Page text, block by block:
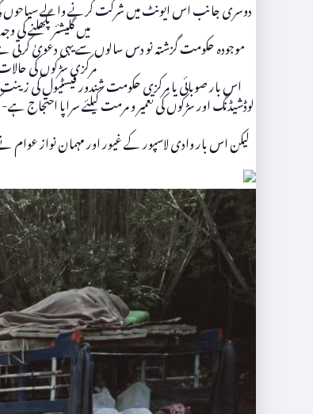
دوسری جانب اس ایونٹ میں شرکت کرنے والے سیاحوں کی
میں گلیشئر پگھلنے
موجودہ حکومت گزشتہ نو دس سالوں سے یہی دعویٰ کرتی ہے
مرکزی سڑکوں کی
اس بار صوبائی یا مرکزی حکومت شندور فیسٹیول کی زینت
لوڈشیڈنگ اور سڑکوں کی تعمیر و مرمت کیلئے سراپا
لیکن اس بار وادی لاسپور کے غیور اور مہمان نواز عوام